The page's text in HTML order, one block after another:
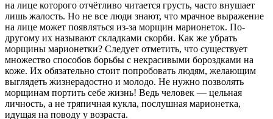
на лице которого отчётливо читается грусть, часто внушает
лишь жалость. Но не все люди знают, что мрачное выражение
на лице может появляться из-за морщин марионеток. По-
другому их называют складками скорби. Как же убрать
морщины марионетки? Следует отметить, что существует
множество способов борьбы с некрасивыми бороздками на
коже. Их обязательно стоит попробовать людям, желающим
выглядеть жизнерадостно и молодо. Не нужно позволять
морщинам портить себе жизнь! Ведь человек — цельная
личность, а не тряпичная кукла, послушная марионетка,
идущая на поводу у возраста.